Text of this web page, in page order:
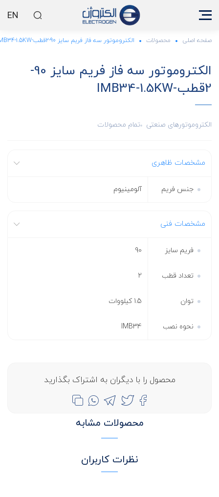
EN
صفحه اصلی محصولات الکتروموتور سه فاز فریم سایز 90-2قطب-IMB34-1.5KW
الکتروموتور سه فاز فریم سایز 90-
2قطب-IMB34-1.5KW
الکتروموتورهای صنعتی تمام محصولات
مشخصات ظاهری
جنس فریم آلومینیوم
مشخصات فنی
فریم سایز 90
تعداد قطب 2
توان 1.5 کیلووات
نحوه نصب IMB34
محصول را با دیگران به اشتراک بگذارید
محصولات مشابه
نظرات کاربران